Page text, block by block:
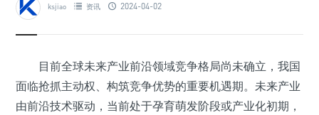
ksjiao 资讯 2024-04-02
目前全球未来产业前沿领域竞争格局尚未确立，我国
面临抢抓主动权、构筑竞争优势的重要机遇期。未来产业
由前沿技术驱动，当前处于孕育萌发阶段或产业化初期，